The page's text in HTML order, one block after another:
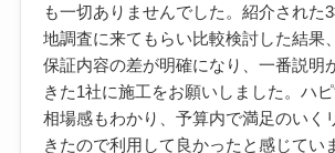
も一切ありませんでした。紹介された
地調査に来てもらい比較検討した結果
保証内容の差が明確になり、一番説明
きた1社に施工をお願いしました。ハ
相場感もわかり、予算内で満足のいく
きたので利用して良かったと感じてい